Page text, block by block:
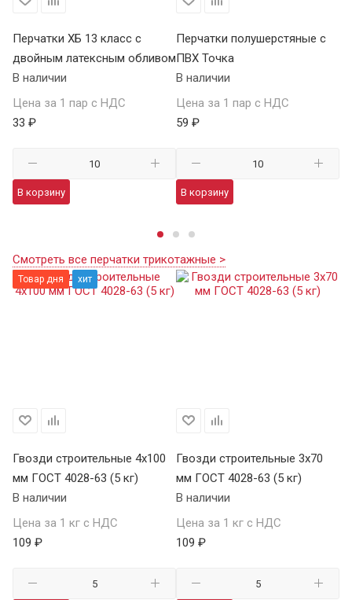
Перчатки ХБ 13 класс с
двойным латексным обливом
В наличии
Цена за 1 пар с НДС
33 ₽
В корзину
Перчатки полушерстяные с
ПВХ Точка
В наличии
Цена за 1 пар с НДС
59 ₽
В корзину
Смотреть все перчатки трикотажные >
Товар дня хит
Гвозди строительные 4х100
мм ГОСТ 4028-63 (5 кг)
В наличии
Цена за 1 кг с НДС
109 ₽
Гвозди строительные 3х70
мм ГОСТ 4028-63 (5 кг)
В наличии
Цена за 1 кг с НДС
109 ₽